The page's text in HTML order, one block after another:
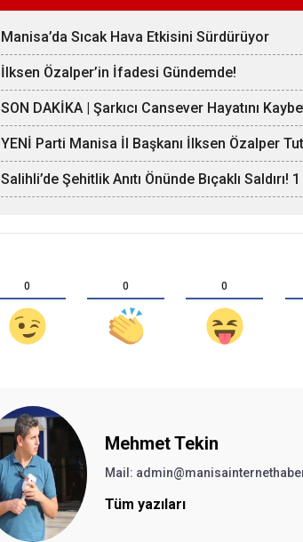
Manisa’da Sıcak Hava Etkisini Sürdürüyor
İlksen Özalper’in İfadesi Gündemde!
SON DAKİKA | Şarkıcı Cansever Hayatını
YENİ Parti Manisa İl Başkanı İlksen Özalper
Salihli’de Şehitlik Anıtı Önünde Bıçaklı Saldırı!
0 0 0
Mehmet Tekin
Mail:
Tüm yazıları